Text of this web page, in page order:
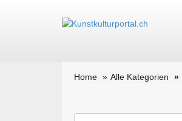
Home Alle Kategorien